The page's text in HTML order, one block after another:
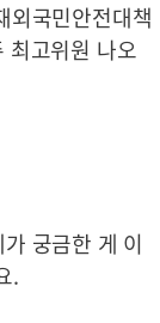
외국민안전대책
최고위원 나오
궁금한 게 이
.